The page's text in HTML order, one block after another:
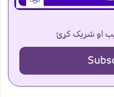
او شریک کړئ